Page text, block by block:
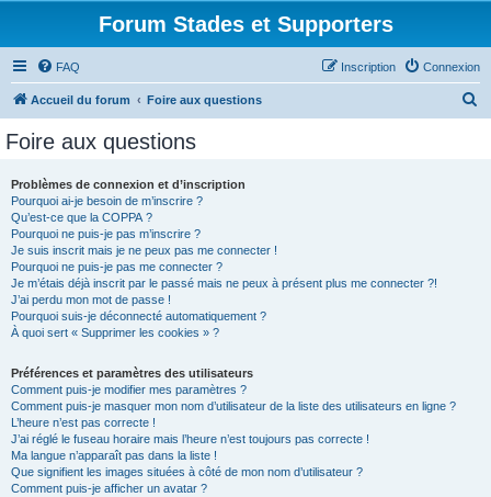
Forum Stades et Supporters
FAQ Connexion
Inscription
Accueil du forum Foire aux questions
Foire aux questions
Problèmes de connexion et d’inscription
Pourquoi ai-je besoin de m’inscrire ?
Qu’est-ce que la COPPA ?
Pourquoi ne puis-je pas m’inscrire ?
Je suis inscrit mais je ne peux pas me connecter !
Pourquoi ne puis-je pas me connecter ?
Je m’étais déjà inscrit par le passé mais ne peux à présent plus me connecter ?!
J’ai perdu mon mot de passe !
Pourquoi suis-je déconnecté automatiquement ?
À quoi sert « Supprimer les cookies » ?
Préférences et paramètres des utilisateurs
Comment puis-je modifier mes paramètres ?
Comment puis-je masquer mon nom d’utilisateur de la liste des utilisateurs en ligne ?
L’heure n’est pas correcte !
J’ai réglé le fuseau horaire mais l’heure n’est toujours pas correcte !
Ma langue n’apparaît pas dans la liste !
Que signifient les images situées à côté de mon nom d’utilisateur ?
Comment puis-je afficher un avatar ?